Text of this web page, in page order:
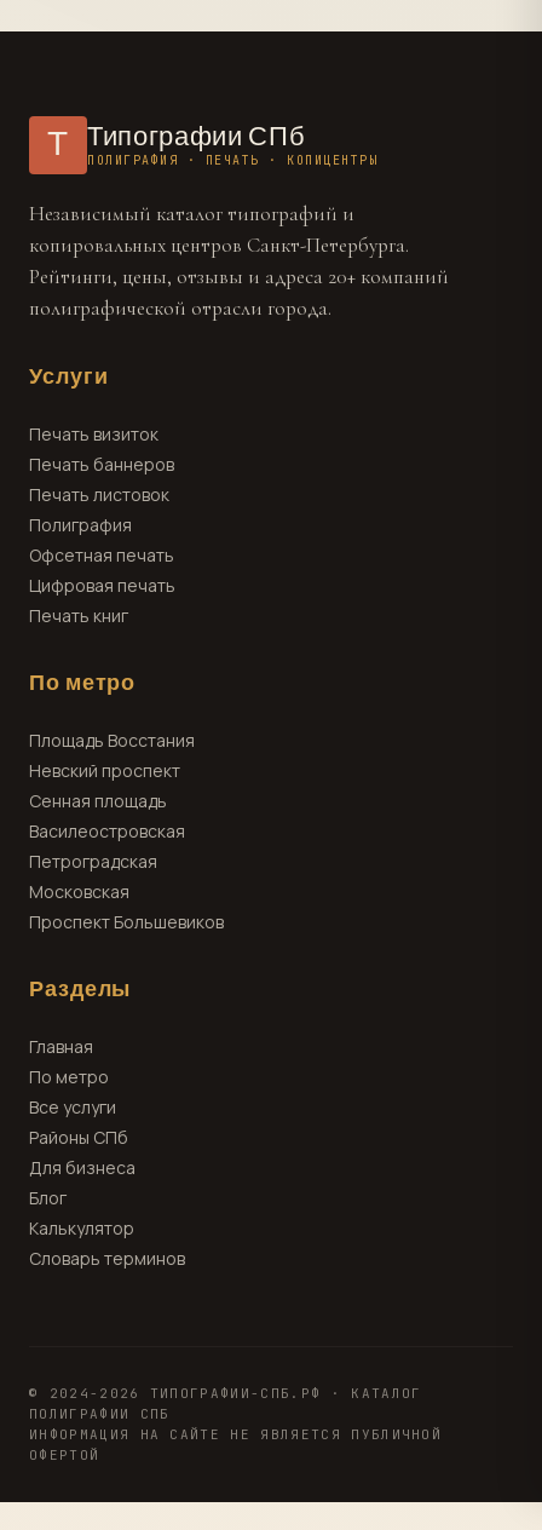
Т Типографии СПб
ПОЛИГРАФИЯ · ПЕЧАТЬ · КОПИЦЕНТРЫ
Независимый каталог типографий и
копировальных центров Санкт-Петербурга.
Рейтинги, цены, отзывы и адреса 20+ компаний
полиграфической отрасли города.
Услуги
Печать визиток
Печать баннеров
Печать листовок
Полиграфия
Офсетная печать
Цифровая печать
Печать книг
По метро
Площадь Восстания
Невский проспект
Сенная площадь
Василеостровская
Петроградская
Московская
Проспект Большевиков
Разделы
Главная
По метро
Все услуги
Районы СПб
Для бизнеса
Блог
Калькулятор
Словарь терминов
© 2024-2026 ТИПОГРАФИИ-СПБ.РФ · КАТАЛОГ
ПОЛИГРАФИИ СПБ
ИНФОРМАЦИЯ НА САЙТЕ НЕ ЯВЛЯЕТСЯ ПУБЛИЧНОЙ
ОФЕРТОЙ